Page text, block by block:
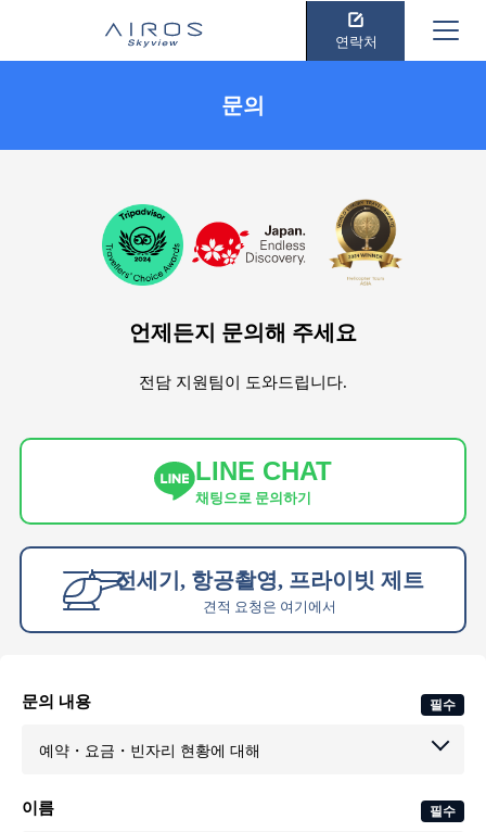
연락처
문의
언제든지 문의해 주세요
전담 지원팀이 도와드립니다.
LINE CHAT
채팅으로 문의하기
전세기, 항공촬영, 프라이빗 제트
견적 요청은 여기에서
문의 내용 필수
이름 필수